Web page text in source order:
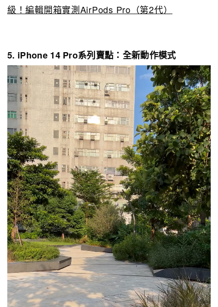
級！編輯開箱實測AirPods Pro（第2代）
5. iPhone 14 Pro系列賣點：全新動作模式